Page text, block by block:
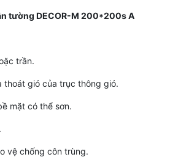
tường DECOR-M 200*200s A
trần.
thoát gió của trục thông gió.
mặt có thể sơn.
vệ chống côn trùng.